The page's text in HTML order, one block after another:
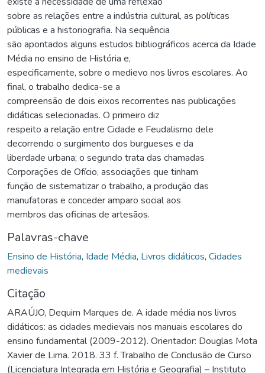
sobre as relações entre a indústria cultural, as políticas
públicas e a historiografia. Na sequência
são apontados alguns estudos bibliográficos acerca da Idade
Média no ensino de História e,
especificamente, sobre o medievo nos livros escolares. Ao
final, o trabalho dedica-se a
compreensão de dois eixos recorrentes nas publicações
didáticas selecionadas. O primeiro diz
respeito a relação entre Cidade e Feudalismo dele
decorrendo o surgimento dos burgueses e da
liberdade urbana; o segundo trata das chamadas
Corporações de Ofício, associações que tinham
função de sistematizar o trabalho, a produção das
manufatoras e conceder amparo social aos
membros das oficinas de artesãos.
Palavras-chave
Ensino de História, Idade Média, Livros didáticos, Cidades
medievais
Citação
ARAÚJO, Dequim Marques de. A idade média nos livros
didáticos: as cidades medievais nos manuais escolares do
ensino fundamental (2009-2012). Orientador: Douglas Mota
Xavier de Lima. 2018. 33 f. Trabalho de Conclusão de Curso
(Licenciatura Integrada em História e Geografia) – Instituto